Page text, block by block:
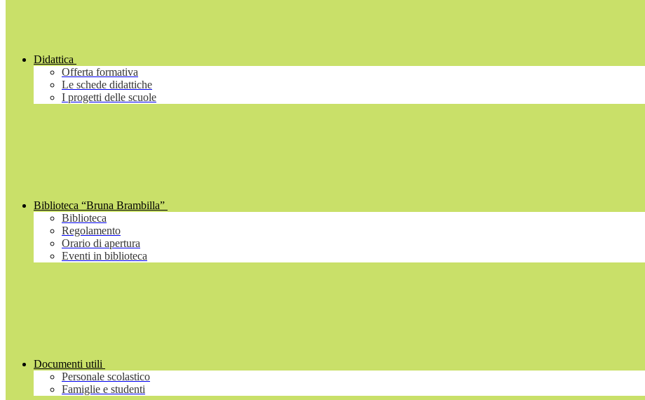
Didattica
Offerta formativa
Le schede didattiche
I progetti delle scuole
Biblioteca “Bruna Brambilla”
Biblioteca
Regolamento
Orario di apertura
Eventi in biblioteca
Documenti utili
Personale scolastico
Famiglie e studenti